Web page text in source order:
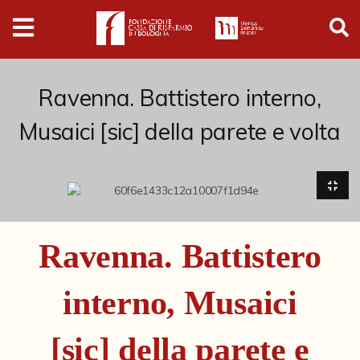
Digital
Humanities
Donazioni
Pubblicazioni
Collezioni
Cataloghi storici
Ravenna. Battistero interno,
Musaici [sic] della parete e volta
Ravenna. Battistero
interno, Musaici
[sic] della parete e